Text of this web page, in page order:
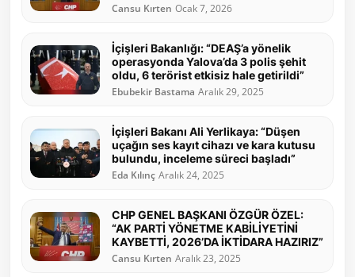
Cansu Kırten Ocak 7, 2026
İçişleri Bakanlığı: “DEAŞ’a yönelik
operasyonda Yalova’da 3 polis şehit
oldu, 6 terörist etkisiz hale getirildi”
Ebubekir Bastama Aralık 29, 2025
İçişleri Bakanı Ali Yerlikaya: “Düşen
uçağın ses kayıt cihazı ve kara kutusu
bulundu, inceleme süreci başladı”
Eda Kılınç Aralık 24, 2025
CHP GENEL BAŞKANI ÖZGÜR ÖZEL:
“AK PARTİ YÖNETME KABİLİYETİNİ
KAYBETTİ, 2026’DA İKTİDARA HAZIRIZ”
Cansu Kırten Aralık 23, 2025